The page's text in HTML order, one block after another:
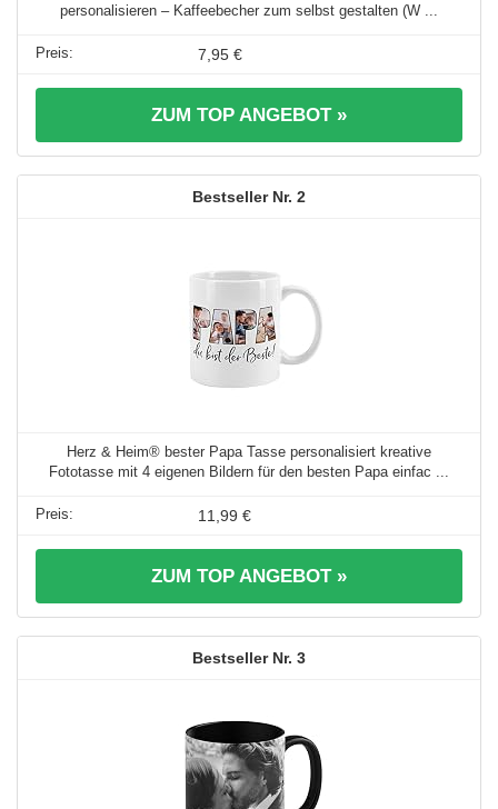
personalisieren – Kaffeebecher zum selbst gestalten (W ...
7,95 €
ZUM TOP ANGEBOT »
2
Herz & Heim® bester Papa Tasse personalisiert kreative
Fototasse mit 4 eigenen Bildern für den besten Papa einfac ...
11,99 €
ZUM TOP ANGEBOT »
3